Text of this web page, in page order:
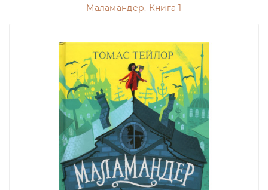
Маламандер. Книга 1